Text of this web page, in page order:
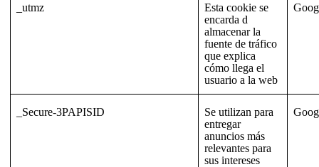
_utmz
Esta cookie se
encarda d
almacenar la
fuente de tráfico
que explica
cómo llega el
usuario a la web
_Secure-3PAPISID
Se utilizan para
entregar
anuncios más
relevantes para
sus intereses